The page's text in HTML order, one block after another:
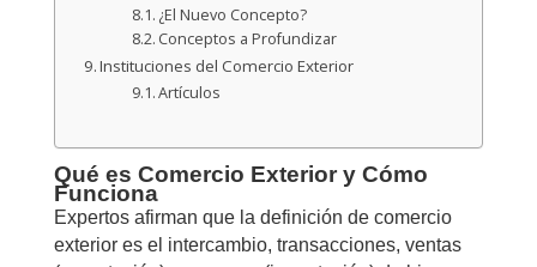
¿El Nuevo Concepto?
Conceptos a Profundizar
Instituciones del Comercio Exterior
Artículos
Qué es Comercio Exterior y Cómo
Funciona
Expertos afirman que la definición de comercio
exterior es el intercambio, transacciones, ventas